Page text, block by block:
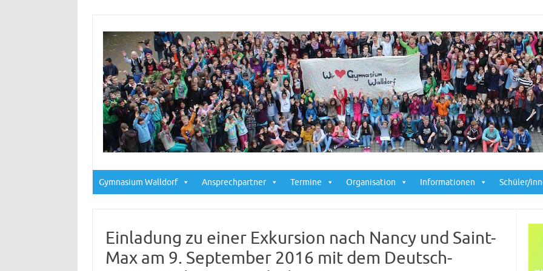
Gymnasium Walldorf
Ansprechpartner Termine Organisation Informationen Schüler/
Einladung zu einer Exkursion nach Nancy und Saint-
Max am 9. September 2016 mit dem Deutsch-